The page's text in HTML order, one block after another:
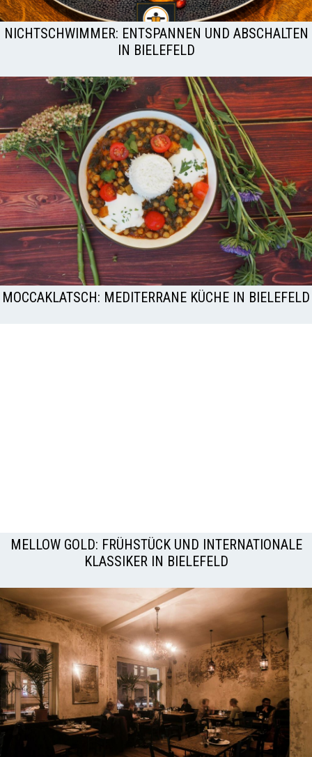
NICHTSCHWIMMER: ENTSPANNEN UND ABSCHALTEN
IN BIELEFELD
MOCCAKLATSCH: MEDITERRANE KÜCHE IN BIELEFELD
MELLOW GOLD: FRÜHSTÜCK UND INTERNATIONALE
KLASSIKER IN BIELEFELD